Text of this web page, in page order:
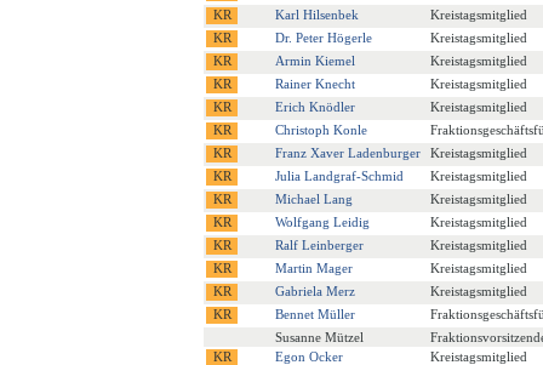
Karl Hilsenbek
Kreistagsmitglied
Dr. Peter Högerle
Kreistagsmitglied
Armin Kiemel
Kreistagsmitglied
Rainer Knecht
Kreistagsmitglied
Erich Knödler
Kreistagsmitglied
Christoph Konle
Franz Xaver Ladenburger
Kreistagsmitglied
Julia Landgraf-Schmid
Kreistagsmitglied
Michael Lang
Kreistagsmitglied
Wolfgang Leidig
Kreistagsmitglied
Ralf Leinberger
Kreistagsmitglied
Martin Mager
Kreistagsmitglied
Gabriela Merz
Kreistagsmitglied
Bennet Müller
Susanne Mützel
Egon Ocker
Kreistagsmitglied